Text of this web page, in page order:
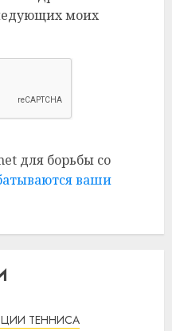
моих
для борьбы со
ваши
ТЕННИСА